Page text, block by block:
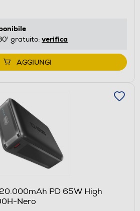
gratuito: verifica
AGGIUNGI
PD 65W High
Nero